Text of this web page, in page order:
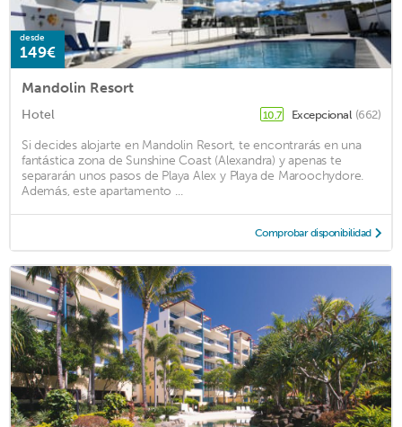
desde
149€
Mandolin Resort
Hotel 10,7 Excepcional (662)
Si decides alojarte en Mandolin Resort, te encontrarás en una
fantástica zona de Sunshine Coast (Alexandra) y apenas te
separarán unos pasos de Playa Alex y Playa de Maroochydore.
Además, este apartamento ...
Comprobar disponibilidad